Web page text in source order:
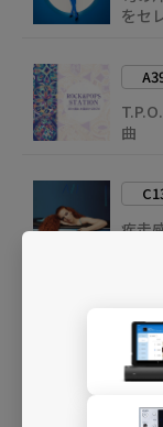
をセ
曲
疾走
チャ
洋
に合